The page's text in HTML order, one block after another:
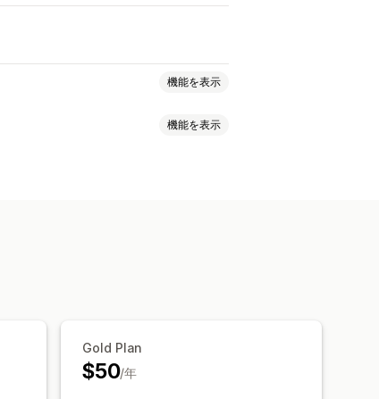
機能を表示
機能を表示
Gold Plan
$50/年